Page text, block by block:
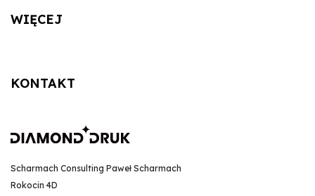
WIĘCEJ
KONTAKT
Scharmach Consulting Paweł Scharmach
Rokocin 4D